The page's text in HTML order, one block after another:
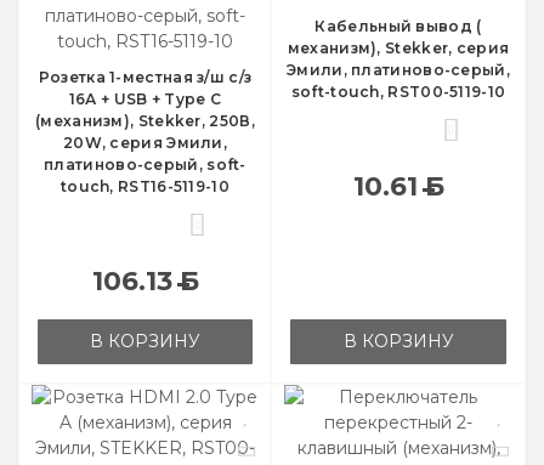
Розетка 1-местная з/ш с/з
16А + USB + Type C
(механизм), Stekker, 250В,
20W, серия Эмили,
платиново-серый, soft-
touch, RST16-5119-10
106.13Б
В КОРЗИНУ
Кабельный вывод (
механизм), Stekker, серия
Эмили, платиново-серый,
soft-touch, RST00-5119-10
10.61Б
В КОРЗИНУ